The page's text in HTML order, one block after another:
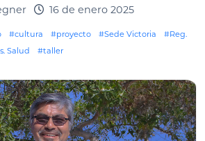
16 de enero 2025
#cultura #proyecto #Sede Victoria
#Reg.
Salud #taller